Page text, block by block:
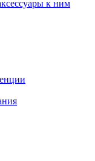
к ним